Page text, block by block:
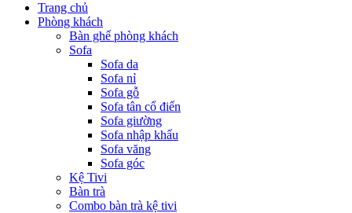
Trang chủ
Phòng khách
Bàn ghế phòng khách
Sofa
Sofa da
Sofa nỉ
Sofa gỗ
Sofa tân cổ điển
Sofa giường
Sofa nhập khẩu
Sofa văng
Sofa góc
Kệ Tivi
Bàn trà
Combo bàn trà kệ tivi